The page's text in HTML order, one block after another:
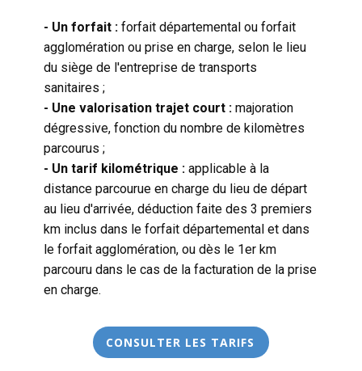
- Un forfait : forfait départemental ou forfait
agglomération ou prise en charge, selon le lieu
du siège de l'entreprise de transports
sanitaires ;
- Une valorisation trajet court : majoration
dégressive, fonction du nombre de kilomètres
parcourus ;
- Un tarif kilométrique : applicable à la
distance parcourue en charge du lieu de départ
au lieu d'arrivée, déduction faite des 3 premiers
km inclus dans le forfait départemental et dans
le forfait agglomération, ou dès le 1er km
parcouru dans le cas de la facturation de la prise
en charge.
CONSULTER LES TARIFS